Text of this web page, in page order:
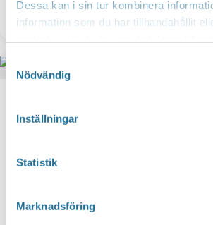
Dessa kan i sin tur kombinera
information som du har tillhandahållit
Samtyckesval
Nödvändig
Inställningar
Statistik
Marknadsföring
Brotorps Gård